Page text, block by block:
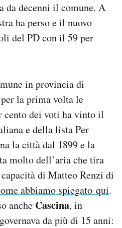
da decenni il comune. A
ha perso e il nuovo
del PD con il 59 per
in provincia di
la prima volta le
cento dei voti ha vinto il
e della lista Per
la città dal 1899 e la
molto dell’aria che tira
di Matteo Renzi di
abbiamo spiegato qui.
anche Cascina, in
da più di 15 anni: